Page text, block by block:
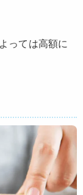
っては高額に